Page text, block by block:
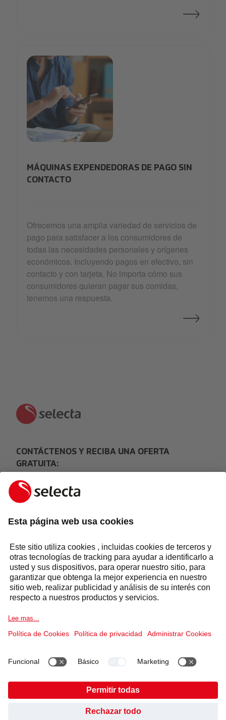
MÁQUINAS EXPENDEDORAS DE PAGO SIN
CONTACTO
Ofrecemos una amplia variedad de servicios de
pago para satisfacer a los consumidores de
todas las necesidades personales y orígenes
económicos. Incluyendo pagos en efectivo, sin
contacto y con tarjeta. No importa cómo sus
consumidores quieran pagar sus comidas,
tenemos una respuesta.
CONTÁCTENOS Y RECIBA UNA OFERTA
GRATUITA:
REALIZAR UNA CONSULTA
Grupo Selecta
Productos y soluciones
Servicios
Sectores
Política de cookiesInformación legalPolítica de privacidad
Politica de calidad y medio ambiente
¿HA ENCONTRADO LO QUE BUSCABA?